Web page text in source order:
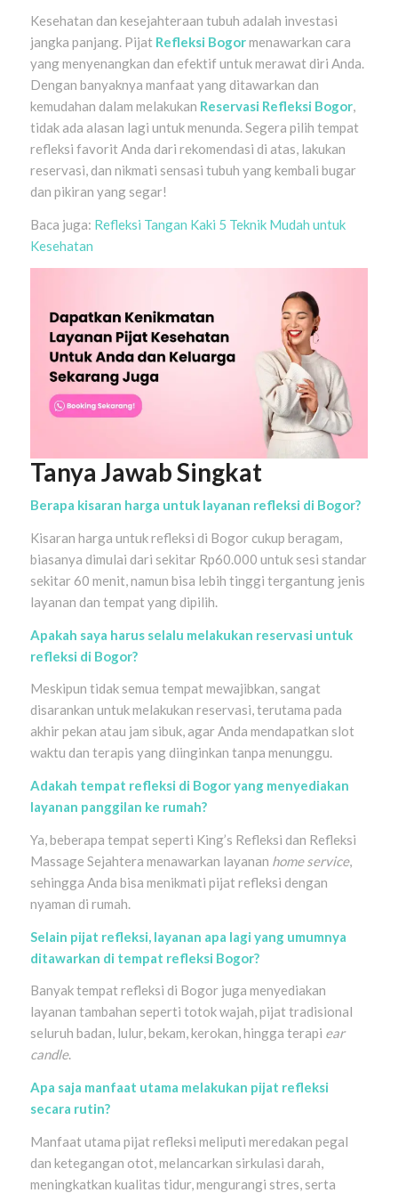
Kesehatan dan kesejahteraan tubuh adalah investasi
jangka panjang. Pijat Refleksi Bogormenawarkan cara
yang menyenangkan dan efektif untuk merawat diri Anda.
Dengan banyaknya manfaat yang ditawarkan dan
kemudahan dalam melakukan Reservasi Refleksi Bogor,
tidak ada alasan lagi untuk menunda. Segera pilih tempat
refleksi favorit Anda dari rekomendasi di atas, lakukan
reservasi, dan nikmati sensasi tubuh yang kembali bugar
dan pikiran yang segar!
Baca juga: Refleksi Tangan Kaki 5 Teknik Mudah untuk
Kesehatan
Tanya Jawab Singkat
Berapa kisaran harga untuk layanan refleksi di Bogor?
Kisaran harga untuk refleksi di Bogor cukup beragam,
biasanya dimulai dari sekitar Rp60.000 untuk sesi standar
sekitar 60 menit, namun bisa lebih tinggi tergantung jenis
layanan dan tempat yang dipilih.
Apakah saya harus selalu melakukan reservasi untuk
refleksi di Bogor?
Meskipun tidak semua tempat mewajibkan, sangat
disarankan untuk melakukan reservasi, terutama pada
akhir pekan atau jam sibuk, agar Anda mendapatkan slot
waktu dan terapis yang diinginkan tanpa menunggu.
Adakah tempat refleksi di Bogor yang menyediakan
layanan panggilan ke rumah?
Ya, beberapa tempat seperti King’s Refleksi dan Refleksi
Massage Sejahtera menawarkan layanan home service,
sehingga Anda bisa menikmati pijat refleksi dengan
nyaman di rumah.
Selain pijat refleksi, layanan apa lagi yang umumnya
ditawarkan di tempat refleksi Bogor?
Banyak tempat refleksi di Bogor juga menyediakan
layanan tambahan seperti totok wajah, pijat tradisional
seluruh badan, lulur, bekam, kerokan, hingga terapi ear
candle.
Apa saja manfaat utama melakukan pijat refleksi
secara rutin?
Manfaat utama pijat refleksi meliputi meredakan pegal
dan ketegangan otot, melancarkan sirkulasi darah,
meningkatkan kualitas tidur, mengurangi stres, serta